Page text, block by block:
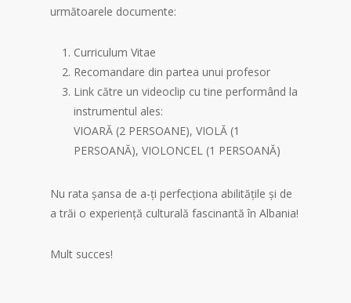
următoarele documente:
Curriculum Vitae
Recomandare din partea unui profesor
Link către un videoclip cu tine performând la
instrumentul ales:
VIOARĂ (2 PERSOANE), VIOLĂ (1
PERSOANĂ), VIOLONCEL (1 PERSOANĂ)
Nu rata șansa de a-ți perfecționa abilitățile și de
a trăi o experiență culturală fascinantă în Albania!
Mult succes!